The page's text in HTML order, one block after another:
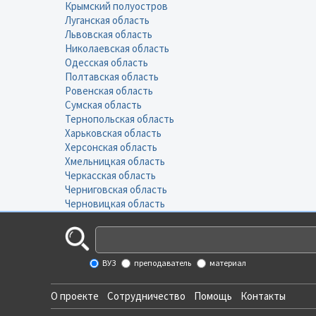
Крымский полуостров
Луганская область
Львовская область
Николаевская область
Одесская область
Полтавская область
Ровенская область
Сумская область
Тернопольская область
Харьковская область
Херсонская область
Хмельницкая область
Черкасская область
Черниговская область
Черновицкая область
ВУЗ преподаватель материал
О проекте Сотрудничество Помощь Контакты